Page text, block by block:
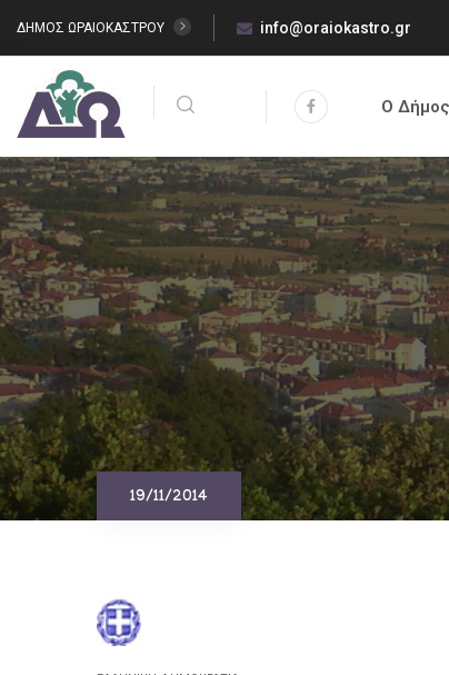
ΔΗΜΟΣ ΩΡΑΙΟΚΑΣΤΡΟΥ info@oraiokastro.gr
Ο Δήμος
19/11/2014